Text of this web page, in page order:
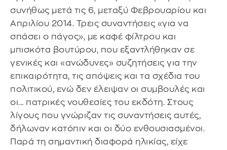
συνήθως μετά τις 6, μεταξύ Φεβρουαρίου και
Απριλίου 2014. Τρεις συναντήσεις «για να
σπάσει ο πάγος», με καφέ φίλτρου και
μπισκότα βουτύρου, που εξαντλήθηκαν σε
γενικές και «ανώδυνες» συζητήσεις για την
επικαιρότητα, τις απόψεις και τα σχέδια του
πολιτικού, ενώ δεν έλειψαν οι συμβουλές και
οι... πατρικές νουθεσίες του εκδότη. Στους
λίγους που γνώριζαν τις συναντήσεις αυτές,
δήλωναν κατόπιν και οι δύο ενθουσιασμένοι.
Παρά τη σημαντική διαφορά ηλικίας, είχε